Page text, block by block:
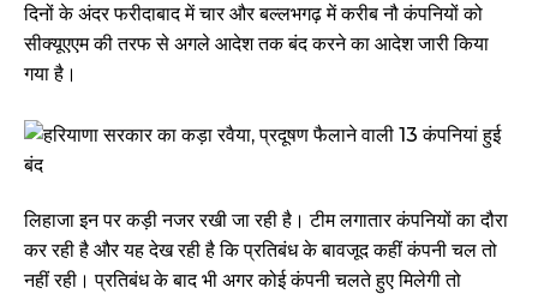
दिनों के अंदर फरीदाबाद में चार और बल्लभगढ़ में करीब नौ कंपनियों को
सीक्यूएएम की तरफ से अगले आदेश तक बंद करने का आदेश जारी किया
गया है।
लिहाजा इन पर कड़ी नजर रखी जा रही है। टीम लगातार कंपनियों का दौरा
कर रही है और यह देख रही है कि प्रतिबंध के बावजूद कहीं कंपनी चल तो
नहीं रही। प्रतिबंध के बाद भी अगर कोई कंपनी चलते हुए मिलेगी तो